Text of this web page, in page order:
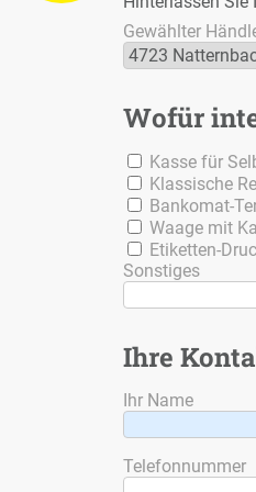
Ge­wähl­ter
4723
Wo­für
Kas­se für
Klas­si­sche
Ban­ko­mat-
Waa­ge mit
Eti­ket­ten-
Sons­ti­ges
Ih­re
Ihr Na­me
Te­le­fon­num­mer